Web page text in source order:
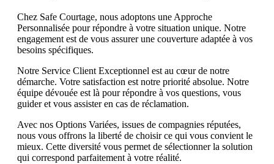
Chez Safe Courtage, nous adoptons une Approche
Personnalisée pour répondre à votre situation unique. Notre
engagement est de vous assurer une couverture adaptée à vos
besoins spécifiques.
Notre Service Client Exceptionnel est au cœur de notre
démarche. Votre satisfaction est notre priorité absolue. Notre
équipe dévouée est là pour répondre à vos questions, vous
guider et vous assister en cas de réclamation.
Avec nos Options Variées, issues de compagnies réputées,
nous vous offrons la liberté de choisir ce qui vous convient le
mieux. Cette diversité vous permet de sélectionner la solution
qui correspond parfaitement à votre réalité.